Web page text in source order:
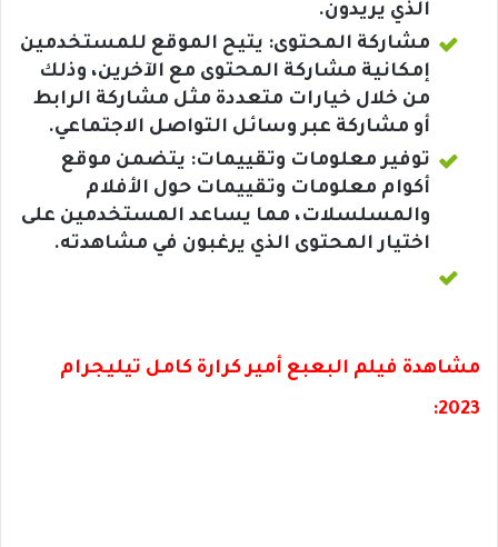
الذي يريدون.
مشاركة المحتوى: يتيح الموقع للمستخدمين
إمكانية مشاركة المحتوى مع الآخرين، وذلك
من خلال خيارات متعددة مثل مشاركة الرابط
أو مشاركة عبر وسائل التواصل الاجتماعي.
توفير معلومات وتقييمات: يتضمن موقع
أكوام معلومات وتقييمات حول الأفلام
والمسلسلات، مما يساعد المستخدمين على
اختيار المحتوى الذي يرغبون في مشاهدته.
مشاهدة فيلم البعبع أمير كرارة كامل تيليجرام
2023: